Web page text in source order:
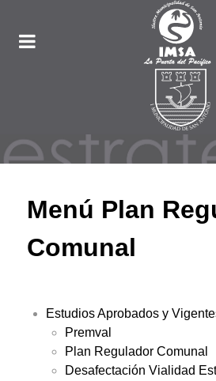
Menú Plan
Comunal
Estudios Aprobados y
Premval
Plan Regulador Comunal
Desafectación Vialidad